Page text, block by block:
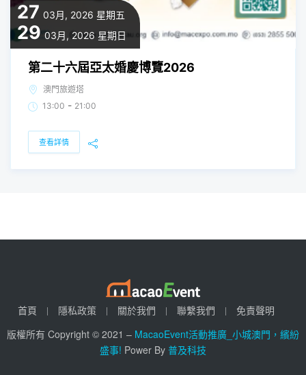
27 03月, 2026 星期五
29 03月, 2026 星期日
第二十六屆亞太婚慶博覽2026
澳門旅遊塔
13:00 - 21:00
查看詳情
首頁 隱私政策 關於我們 聯繫我們
免責聲明
版權所有 Copyright © 2021 – MacaoEvent活動推廣_小城澳門，繽紛
盛事! Power By 普及科技